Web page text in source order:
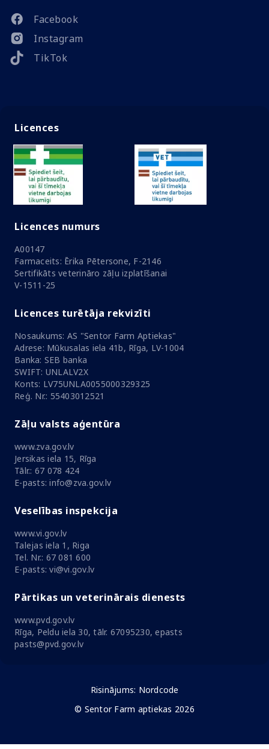
Facebook
Instagram
TikTok
Licences
Licences numurs
A00147
Farmaceits: Ērika Pētersone, F-2146
Sertifikāts veterināro zāļu izplatīšanai
V-1511-25
Licences turētāja rekvizīti
Nosaukums: AS "Sentor Farm Aptiekas"
Adrese: Mūkusalas iela 41b, Rīga, LV-1004
Banka: SEB banka
SWIFT: UNLALV2X
Konts: LV75UNLA0055000329325
Reģ. Nr.: 55403012521
Zāļu valsts aģentūra
www.zva.gov.lv
Jersikas iela 15, Rīga
Tālr.: 67 078 424
E-pasts: info@zva.gov.lv
Veselības inspekcija
www.vi.gov.lv
Talejas iela 1, Riga
Tel. Nr.: 67 081 600
E-pasts: vi@vi.gov.lv
Pārtikas un veterinārais dienests
www.pvd.gov.lv
Rīga, Peldu iela 30, tālr. 67095230, epasts
pasts@pvd.gov.lv
Risinājums: Nordcode
© Sentor Farm aptiekas 2026